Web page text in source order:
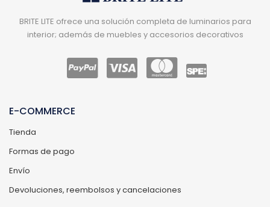
BRITE LITE ofrece una solución completa de luminarios para
interior; además de muebles y accesorios decorativos
E-COMMERCE
Tienda
Formas de pago
Envío
Devoluciones, reembolsos y cancelaciones